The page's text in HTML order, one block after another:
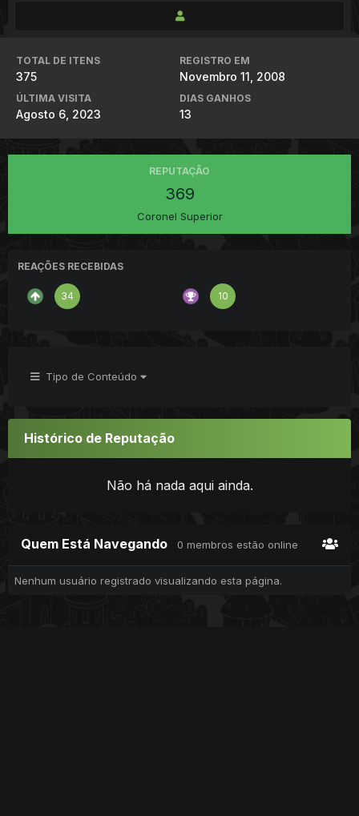
TOTAL DE ITENS
375
REGISTRO EM
Novembro 11, 2008
ÚLTIMA VISITA
Agosto 6, 2023
DIAS GANHOS
13
REPUTAÇÃO
369
Coronel Superior
REAÇÕES RECEBIDAS
34 10
Tipo de Conteúdo
Histórico de Reputação
Não há nada aqui ainda.
Quem Está Navegando 0 membros estão online
Nenhum usuário registrado visualizando esta página.